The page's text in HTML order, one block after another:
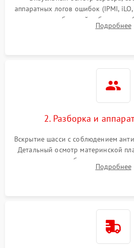
Влага и внешные воздействия
аппаратных логов ошибок (IPMI,
питания и базовой
корпуса для быстрой
Подробнее
2. Разборка и
Вскрытие шасси с соблюдением
Детальный осмотр материнской
контроллеров и блоков питания
повреждений, прогаров
Подробнее